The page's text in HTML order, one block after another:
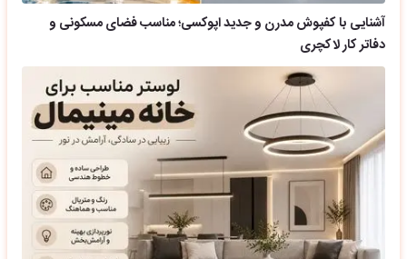
آشنایی با کفپوش مدرن و جدید اپوکسی؛ مناسب فضای مسکونی و
دفاتر کار لاکچری